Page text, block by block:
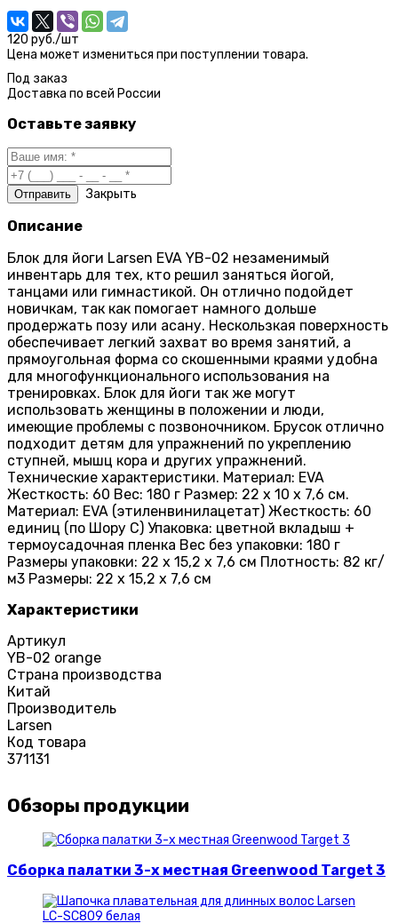
120 руб./шт
Цена может измениться при поступлении товара.
Под заказ
Доставка по всей России
Оставьте заявку
Закрыть
Описание
Блок для йоги Larsen EVA YB-02 незаменимый
инвентарь для тех, кто решил заняться йогой,
танцами или гимнастикой. Он отлично подойдет
новичкам, так как помогает намного дольше
продержать позу или асану. Нескользкая поверхность
обеспечивает легкий захват во время занятий, а
прямоугольная форма со скошенными краями удобна
для многофункционального использования на
тренировках. Блок для йоги так же могут
использовать женщины в положении и люди,
имеющие проблемы с позвоночником. Брусок отлично
подходит детям для упражнений по укреплению
ступней, мышц кора и других упражнений.
Технические характеристики. Материал: EVA
Жесткость: 60 Вес: 180 г Размер: 22 х 10 х 7,6 см.
Материал: EVA (этиленвинилацетат) Жесткость: 60
единиц (по Шору C) Упаковка: цветной вкладыш +
термоусадочная пленка Вес без упаковки: 180 г
Размеры упаковки: 22 х 15,2 х 7,6 см Плотность: 82 кг/
м3 Размеры: 22 х 15,2 х 7,6 см
Характеристики
Артикул
YB-02 orange
Страна производства
Китай
Производитель
Larsen
Код товара
371131
Обзоры продукции
Сборка палатки 3-х местная Greenwood Target 3